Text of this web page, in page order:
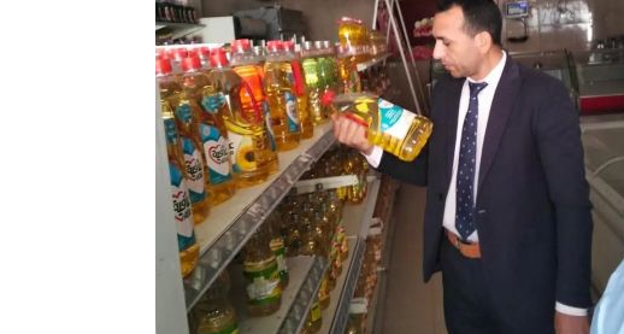
أستاذ كيمياء حيوية: غلي اللبن السايب
في المنازل لا يقضي على الأمراض...